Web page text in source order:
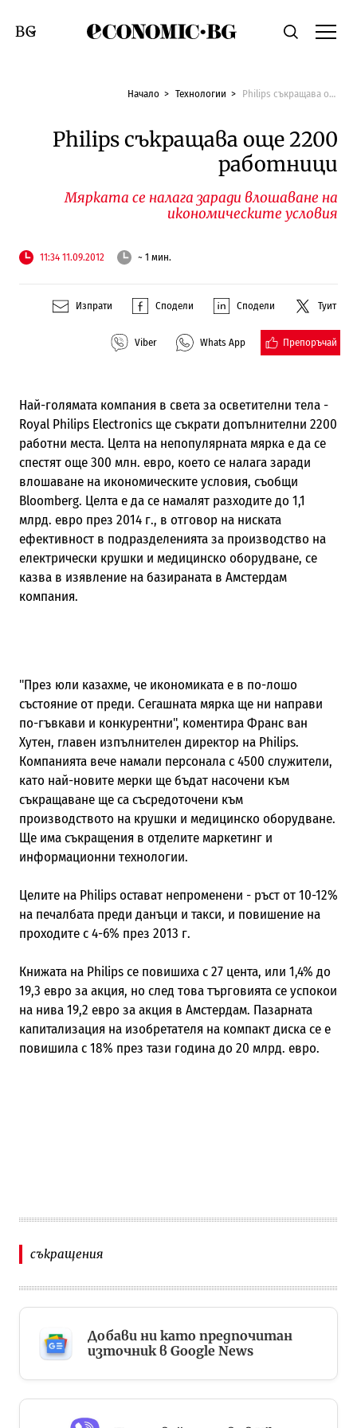
Economic.bgТърсене
Смяна на език
Начало Технологии Philips съкращава още 2200 работници
Philips съкращава още 2200
работници
Мярката се налага заради влошаване на
икономическите условия
11:34 11.09.2012 ~ 1 мин.
Изпрати Сподели Сподели Туит
Viber Whats App Препоръчай
Най-голямата компания в света за осветителни тела -
Royal Philips Electronics ще съкрати допълнителни 2200
работни места. Целта на непопулярната мярка е да се
спестят още 300 млн. евро, което се налага заради
влошаване на икономическите условия, съобщи
Bloomberg. Целта е да се намалят разходите до 1,1
млрд. евро през 2014 г., в отговор на ниската
ефективност в подразделенията за производство на
електрически крушки и медицинско оборудване, се
казва в изявление на базираната в Амстердам
компания.
"През юли казахме, че икономиката е в по-лошо
състояние от преди. Сегашната мярка ще ни направи
по-гъвкави и конкурентни", коментира Франс ван
Хутен, главен изпълнителен директор на Philips.
Компанията вече намали персонала с 4500 служители,
като най-новите мерки ще бъдат насочени към
съкращаване ще са съсредоточени към
производството на крушки и медицинско оборудване.
Ще има съкращения в отделите маркетинг и
информационни технологии.
Целите на Philips остават непроменени - ръст от 10-12%
на печалбата преди данъци и такси, и повишение на
проходите с 4-6% през 2013 г.
Книжата на Philips се повишиха с 27 цента, или 1,4% до
19,3 евро за акция, но след това търговията се успокои
на нива 19,2 евро за акция в Амстердам. Пазарната
капитализация на изобретателя на компакт диска се е
повишила с 18% през тази година до 20 млрд. евро.
съкращения
Добави ни като предпочитан
източник в Google News